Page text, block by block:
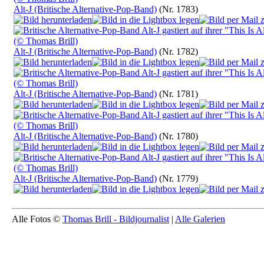
Alt-J (Britische Alternative-Pop-Band) (Nr. 1783)
Alt-J (Britische Alternative-Pop-Band) (Nr. 1782)
Alt-J (Britische Alternative-Pop-Band) (Nr. 1781)
Alt-J (Britische Alternative-Pop-Band) (Nr. 1780)
Alt-J (Britische Alternative-Pop-Band) (Nr. 1779)
Alle Fotos © Thomas Brill - Bildjournalist | Alle Galerien